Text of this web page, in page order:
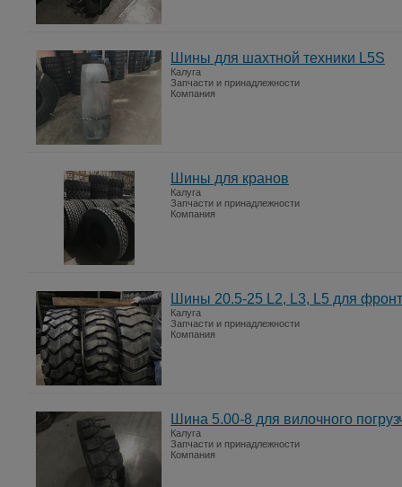
Шины для шахтной техники L5S
Калуга
Запчасти и принадлежности
Компания
Шины для кранов
Калуга
Запчасти и принадлежности
Компания
Шины 20.5-25 L2, L3, L5 для
Калуга
Запчасти и принадлежности
Компания
Шина 5.00-8 для вилочного
Калуга
Запчасти и принадлежности
Компания